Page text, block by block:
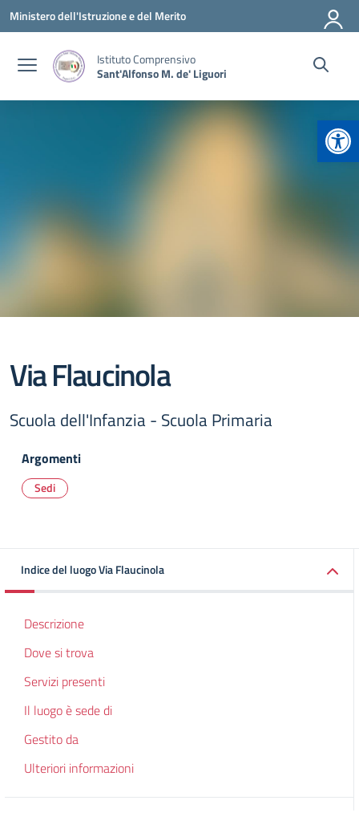
Vai ai contenuti
Vai al menu di navigazione
Vai al footer
Ministero dell'Istruzione e del Merito
Istituto Comprensivo
Sant'Alfonso M. de' Liguori
Via Flaucinola
Scuola dell'Infanzia - Scuola Primaria
Argomenti
Sedi
Indice del luogo Via Flaucinola
Descrizione
Dove si trova
Servizi presenti
Il luogo è sede di
Gestito da
Ulteriori informazioni